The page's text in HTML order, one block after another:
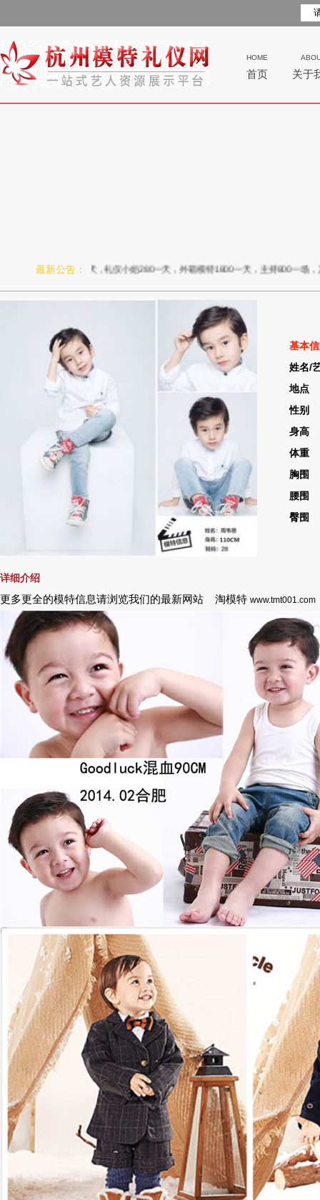
HOME
首页 关于
最新公告：
500半天，礼仪小姐280一天，外籍模特1800一天，主持800一场，其他价格请
基本
姓名/
地点
性别
身高
体重
胸围
腰围
臀围
详细介绍
更多更全的模特信息请浏览我们的最新网站 淘模特 www.tmt001.com